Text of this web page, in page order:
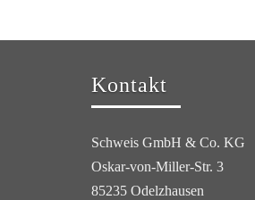
Kontakt
Schweis GmbH & Co. KG
Oskar-von-Miller-Str. 3
85235 Odelzhausen